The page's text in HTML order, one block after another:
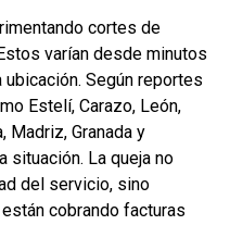
cortes de
varían desde minutos
Según reportes
Estelí, Carazo, León,
Madriz, Granada y
situación. La queja no
del servicio, sino
cobrando facturas